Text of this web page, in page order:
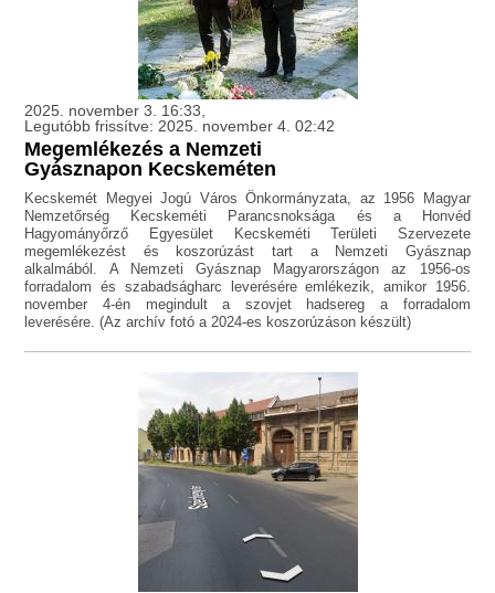
2025. november 3. 16:33,
Legutóbb frissítve: 2025. november 4. 02:42
Megemlékezés a Nemzeti
Gyásznapon Kecskeméten
Kecskemét Megyei Jogú Város Önkormányzata, az 1956 Magyar
Nemzetőrség Kecskeméti Parancsnoksága és a Honvéd
Hagyományőrző Egyesület Kecskeméti Területi Szervezete
megemlékezést és koszorúzást tart a Nemzeti Gyásznap
alkalmából. A Nemzeti Gyásznap Magyarországon az 1956-os
forradalom és szabadságharc leverésére emlékezik, amikor 1956.
november 4-én megindult a szovjet hadsereg a forradalom
leverésére. (Az archív fotó a 2024-es koszorúzáson készült)